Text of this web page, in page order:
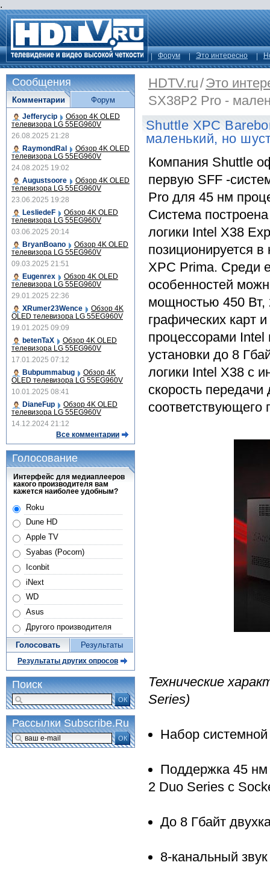
.
Форум Это интересно
HDTV.ru/Это
SX38P2 Pro -
Shuttle XPC
маленький, но
Компания Shuttle
первую SFF -
Pro для 45 нм
Система
логики Intel X38
позиционируется
XPC Prima. Среди
особенностей
мощностью 450 Вт,
графических карт
процессорами Intel
установки до 8
логики Intel X38 с
скорость
соответствующего
Технические
Series)
Набор
Поддержка 45 нм
2 Duo Series с
До 8 Гбайт
8-канальный
Сообщения
Комментарии
Jefferycip Обзор 4K OLED
телевизора LG 55EG960V
26.08.2025 21:28
RaymondRal
Обзор 4K OLED
телевизора LG 55EG960V
24.08.2025 19:02
Augustsoore
Обзор 4K OLED
телевизора LG 55EG960V
23.06.2025 19:28
LesliedeF
Обзор 4K OLED
телевизора LG 55EG960V
03.06.2025 20:14
BryanBoano
Обзор 4K OLED
телевизора LG 55EG960V
09.03.2025 21:51
Eugenrex
Обзор 4K OLED
телевизора LG 55EG960V
29.01.2025 22:36
XRumer23Wence
Обзор 4K
OLED телевизора LG 55EG960V
19.01.2025 09:09
betenTaX
Обзор 4K OLED
телевизора LG 55EG960V
17.01.2025 07:12
Bubpummabug
Обзор 4K
OLED телевизора LG 55EG960V
10.01.2025 08:41
DianeFup
Обзор 4K OLED
телевизора LG 55EG960V
14.12.2024 21:12
Все комментарии
Форум
Голосование
Интерфейс для медиаплееров
какого производителя вам
кажется наиболее удобным?
Roku
Dune HD
Apple TV
Syabas (Pocorn)
Iconbit
iNext
WD
Asus
Другого производителя
Голосовать Результаты
Результаты других опросов
Поиск
ОК
Рассылки Subscribe.Ru
ОК